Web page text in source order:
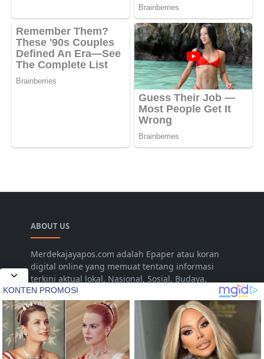
ABOUT US
Merdekajayapos.com adalah Epaper atau koran
digital online yang memuat tentang informasi
terkini aktual lokal, Nasional, Sosial, Budaya,
Hukum, Daerah, Pariwisata, Hiburan, Promosi,
Pertanian, Livestyle, Video, Musik yang disajikan
untuk dan dari Kota Jepara Indonesia. Namun
seiring dengan berjalannya waktu dalam
pengembangan, diharapkan dapat menjangkau
hingga pada tingkat Nasional